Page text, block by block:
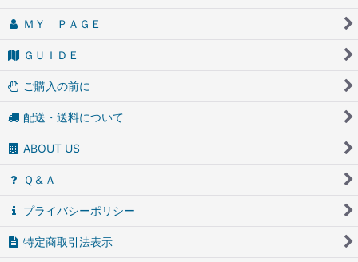
ＭＹ ＰＡＧＥ
ＧＵＩＤＥ
ご購入の前に
配送・送料について
ABOUT US
Ｑ＆Ａ
プライバシーポリシー
特定商取引法表示